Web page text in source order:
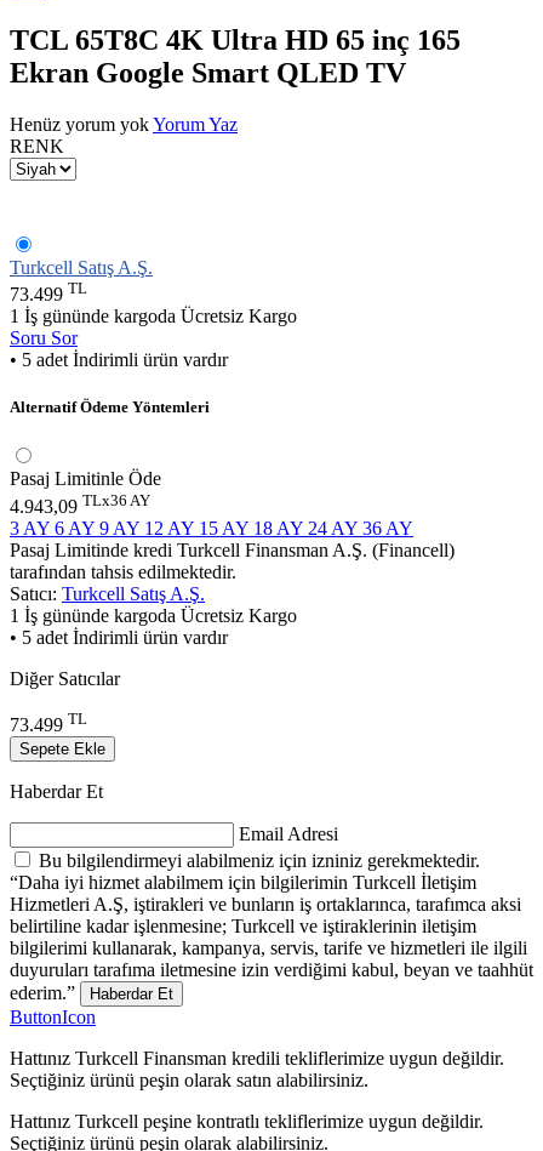
TCL 65T8C 4K Ultra HD 65 inç 165
Ekran Google Smart QLED TV
Henüz yorum yokYorum Yaz
RENK
Turkcell Satış A.Ş.
73.499 TL
1 İş gününde kargoda Ücretsiz Kargo
Soru Sor
• 5 adet İndirimli ürün vardır
Alternatif Ödeme Yöntemleri
Pasaj Limitinle Öde
4.943,09 TLx36 AY
3 AY 6 AY 9 AY 12 AY 15 AY 18 AY 24 AY 36 AY
Pasaj Limitinde kredi Turkcell Finansman A.Ş. (Financell)
tarafından tahsis edilmektedir.
Satıcı: Turkcell Satış A.Ş.
1 İş gününde kargoda Ücretsiz Kargo
• 5 adet İndirimli ürün vardır
Diğer Satıcılar
73.499 TL
Sepete Ekle
Haberdar Et
Email Adresi
Bu bilgilendirmeyi alabilmeniz için izniniz gerekmektedir.
“Daha iyi hizmet alabilmem için bilgilerimin Turkcell İletişim
Hizmetleri A.Ş, iştirakleri ve bunların iş ortaklarınca, tarafımca aksi
belirtiline kadar işlenmesine; Turkcell ve iştiraklerinin iletişim
bilgilerimi kullanarak, kampanya, servis, tarife ve hizmetleri ile ilgili
duyuruları tarafıma iletmesine izin verdiğimi kabul, beyan ve taahhüt
ederim.”
Haberdar Et
ButtonIcon
Hattınız Turkcell Finansman kredili tekliflerimize uygun değildir.
Seçtiğiniz ürünü peşin olarak satın alabilirsiniz.
Hattınız Turkcell peşine kontratlı tekliflerimize uygun değildir.
Seçtiğiniz ürünü peşin olarak alabilirsiniz.